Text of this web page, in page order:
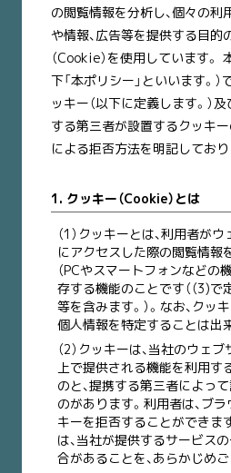
の閲覧情報を分析し、個々の利
や情報、広告等を提供する目的
（Cookie）を使用しています。
下「本ポリシー」といいます。
ッキー（以下に定義します。）
する第三者が設置するクッキ
による拒否方法を明記しており
1. クッキー（Cookie）とは
（1）クッキーとは、利用者が
にアクセスした際の閲覧情報
（PCやスマートフォンなどの
存する機能のことです（（3)
等を含みます。）。なお、クッ
個人情報を特定することは出
（2）クッキーは、当社のウェ
上で提供される機能を利用す
のと、提携する第三者によっ
のがあります。利用者は、ブ
キーを拒否することができま
は、当社が提供するサービス
合があることを、あらかじめご